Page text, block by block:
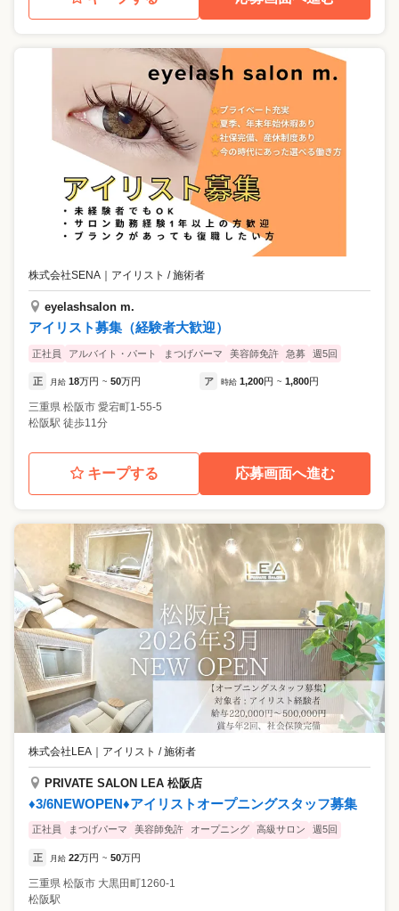
株式会社SENA アイリスト / 施術者
eyelashsalon m.
アイリスト募集（経験者大歓迎）
正社員 アルバイト・パート まつげパーマ 美容師免許 急募 週5回
正 月給 18万円 ~ 50万円 ア 時給 1,200円 ~ 1,800円
三重県 松阪市 愛宕町1-55-5
松阪駅 徒歩11分
キープする 応募画面へ進む
株式会社LEA ｜ アイリスト / 施術者
PRIVATE SALON LEA 松阪店
♦︎3/6NEWOPEN♦︎アイリストオープニングスタッフ募集
正社員 まつげパーマ 美容師免許 オープニング 高級サロン 週5回
正 月給 22万円 ~ 50万円
三重県 松阪市 大黒田町1260-1
松阪駅